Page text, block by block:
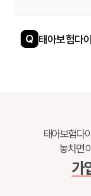
Q 태아보험다
태아보험다
놓치면
가